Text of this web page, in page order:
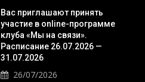
Вас приглашают принять
участие в online-программе
клуба «Мы на связи».
Расписание 26.07.2026 —
31.07.2026
26/07/2026